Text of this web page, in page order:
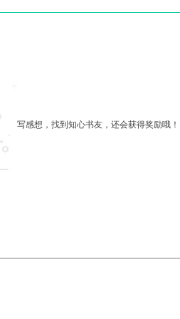
写感想，找到知心书友，还会获得奖励哦！